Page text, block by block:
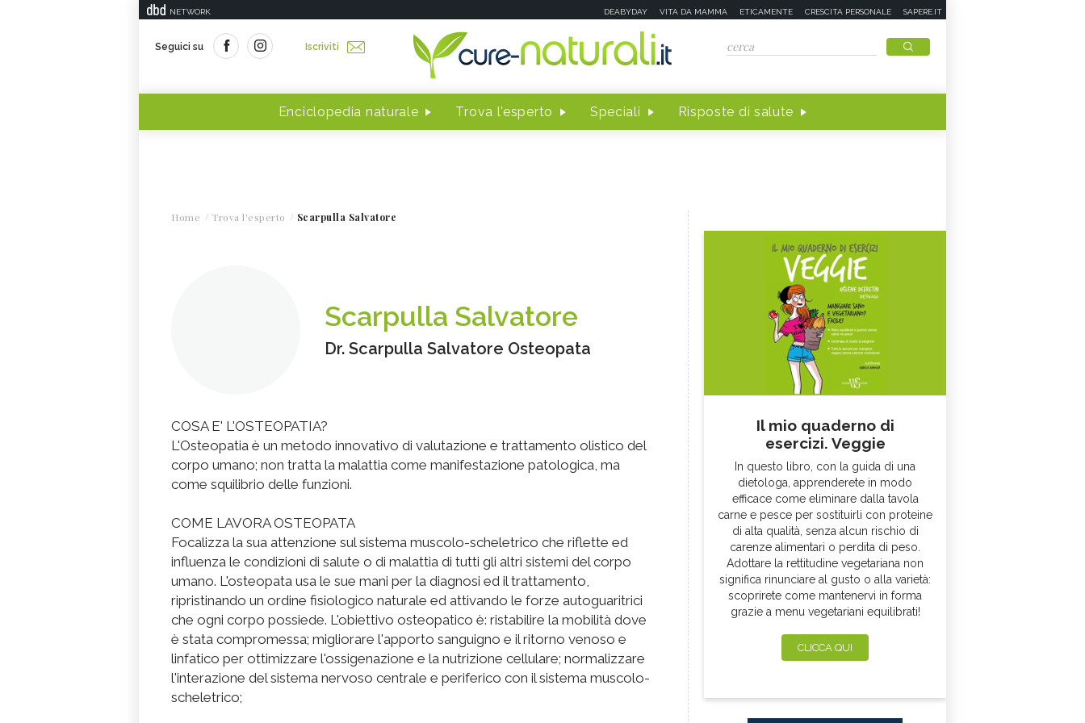
NETWORK DEABYDAY VITA DA MAMMA ETICAMENTE CRESCITA PERSONALE SAPERE.IT
Seguici su Iscriviti
Enciclopedia naturale Trova l'esperto Speciali Risposte di salute
Home Trova l'esperto Scarpulla Salvatore
Scarpulla Salvatore
Dr. Scarpulla Salvatore Osteopata
COSA E' L'OSTEOPATIA?
L'Osteopatia è un metodo innovativo di valutazione e trattamento olistico del
corpo umano; non tratta la malattia come manifestazione patologica, ma
come squilibrio delle funzioni.
COME LAVORA OSTEOPATA
Focalizza la sua attenzione sul sistema muscolo-scheletrico che riflette ed
influenza le condizioni di salute o di malattia di tutti gli altri sistemi del corpo
umano. L'osteopata usa le sue mani per la diagnosi ed il trattamento,
ripristinando un ordine fisiologico naturale ed attivando le forze autoguaritrici
che ogni corpo possiede. L'obiettivo osteopatico è: ristabilire la mobilità dove
è stata compromessa; migliorare l'apporto sanguigno e il ritorno venoso e
linfatico per ottimizzare l'ossigenazione e la nutrizione cellulare; normalizzare
l'interazione del sistema nervoso centrale e periferico con il sistema muscolo-
scheletrico;
Il mio quaderno di
esercizi. Veggie
In questo libro, con la guida di una
dietologa, apprenderete in modo
efficace come eliminare dalla tavola
carne e pesce per sostituirli con proteine
di alta qualità, senza alcun rischio di
carenze alimentari o perdita di peso.
Adottare la rettitudine vegetariana non
significa rinunciare al gusto o alla varietà:
scoprirete come mantenervi in forma
grazie a menu vegetariani equilibrati!
CLICCA QUI